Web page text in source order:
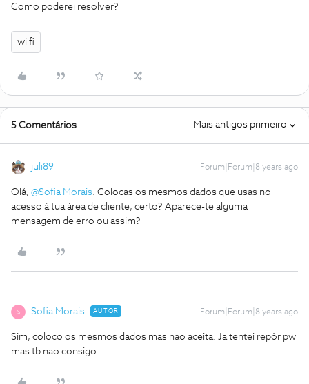
Como poderei resolver?
wi fi
5 Comentários Mais antigos primeiro
juli89 Forum|Forum|8 years ago
Olá, @Sofia Morais. Colocas os mesmos dados que usas no
acesso à tua área de cliente, certo? Aparece-te alguma
mensagem de erro ou assim?
S Sofia Morais AUTOR Forum|Forum|8 years ago
Sim, coloco os mesmos dados mas nao aceita. Ja tentei repôr pw
mas tb nao consigo.